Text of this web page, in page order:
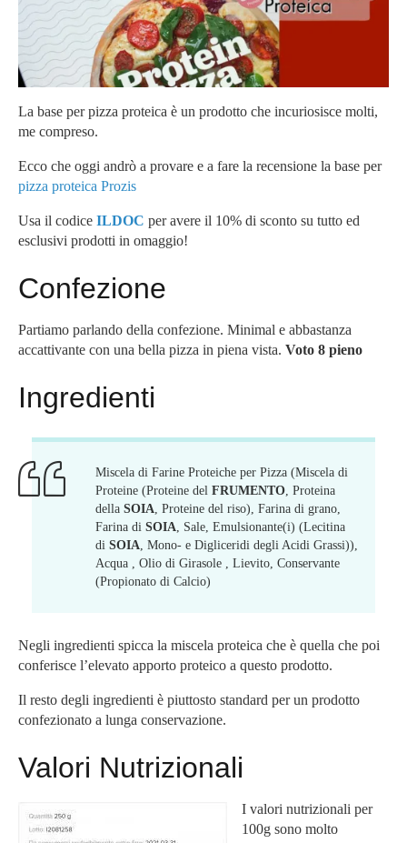
La base per pizza proteica è un prodotto che incuriosisce molti,
me compreso.
Ecco che oggi andrò a provare e a fare la recensione la base per
pizza proteica Prozis
Usa il codice ILDOC per avere il 10% di sconto su tutto ed
esclusivi prodotti in omaggio!
Confezione
Partiamo parlando della confezione. Minimal e abbastanza
accattivante con una bella pizza in piena vista. Voto 8 pieno
Ingredienti
Miscela di Farine Proteiche per Pizza (Miscela di
Proteine (Proteine del FRUMENTO, Proteina
della SOIA, Proteine del riso), Farina di grano,
Farina di SOIA, Sale, Emulsionante(i) (Lecitina
di SOIA, Mono- e Digliceridi degli Acidi Grassi)),
Acqua , Olio di Girasole , Lievito, Conservante
(Propionato di Calcio)
Negli ingredienti spicca la miscela proteica che è quella che poi
conferisce l’elevato apporto proteico a questo prodotto.
Il resto degli ingredienti è piuttosto standard per un prodotto
confezionato a lunga conservazione.
Valori Nutrizionali
I valori nutrizionali per
100g sono molto